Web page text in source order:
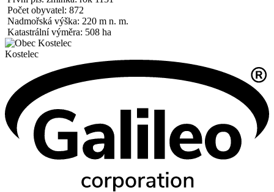
Počet obyvatel: 872
Nadmořská výška: 220 m n. m.
Katastrální výměra: 508 ha
Kostelec